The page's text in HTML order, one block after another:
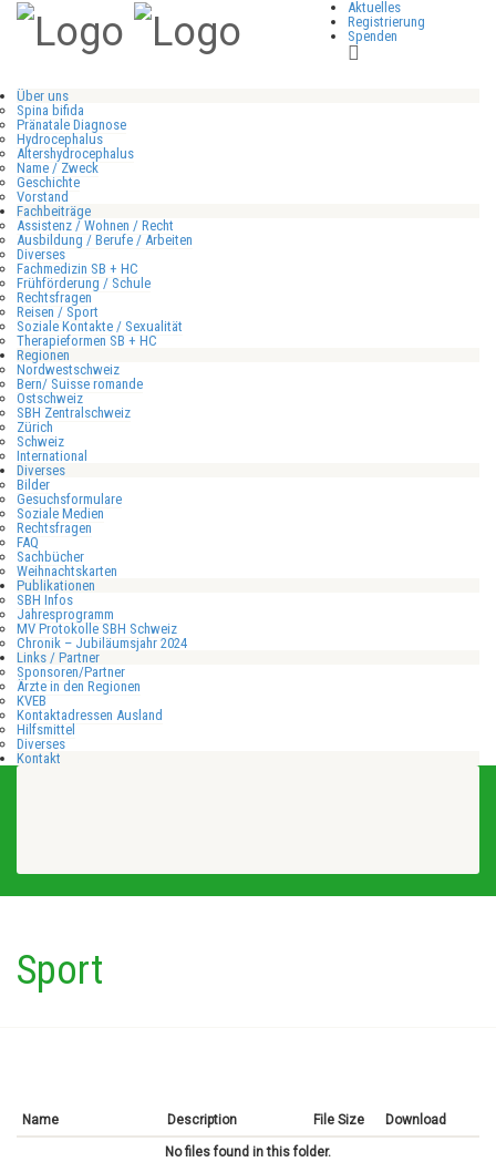
Aktuelles
Registrierung
Spenden
Über uns
Spina bifida
Pränatale Diagnose
Hydrocephalus
Altershydrocephalus
Name / Zweck
Geschichte
Vorstand
Fachbeiträge
Assistenz / Wohnen / Recht
Ausbildung / Berufe / Arbeiten
Diverses
Fachmedizin SB + HC
Frühförderung / Schule
Rechtsfragen
Reisen / Sport
Soziale Kontakte / Sexualität
Therapieformen SB + HC
Regionen
Nordwestschweiz
Bern/ Suisse romande
Ostschweiz
SBH Zentralschweiz
Zürich
Schweiz
International
Diverses
Bilder
Gesuchsformulare
Soziale Medien
Rechtsfragen
FAQ
Sachbücher
Weihnachtskarten
Publikationen
SBH Infos
Jahresprogramm
MV Protokolle SBH Schweiz
Chronik – Jubiläumsjahr 2024
Links / Partner
Sponsoren/Partner
Ärzte in den Regionen
KVEB
Kontaktadressen Ausland
Hilfsmittel
Diverses
Kontakt
Sport
Name Description File Size Download
No files found in this folder.